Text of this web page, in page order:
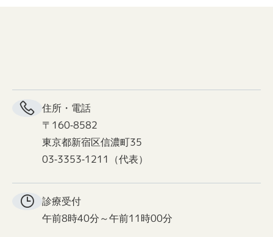
住所・電話
〒160-8582
東京都新宿区信濃町35
03-3353-1211（代表）
診療受付
午前8時40分～午前11時00分